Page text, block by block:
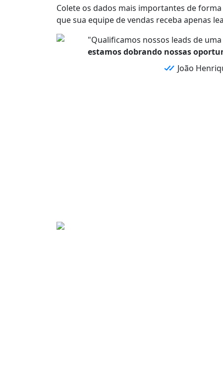
Colete os dados mais importantes de
que sua equipe de vendas receba apenas
"Qualificamos nossos leads de
estamos dobrando nossas
João